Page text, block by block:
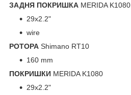
ЗАДНЯ ПОКРИШКА MERIDA K1080
29x2.2"
wire
РОТОРА Shimano RT10
160 mm
ПОКРИШКИ MERIDA K1080
29x2.2"